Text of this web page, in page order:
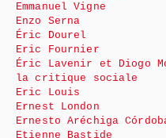
Emmanuel Vigne
Enzo Serna
Éric Dourel
Eric Fournier
Éric Lavenir et Diogo
la critique sociale
Eric Louis
Ernest London
Ernesto Aréchiga
Etienne Bastide